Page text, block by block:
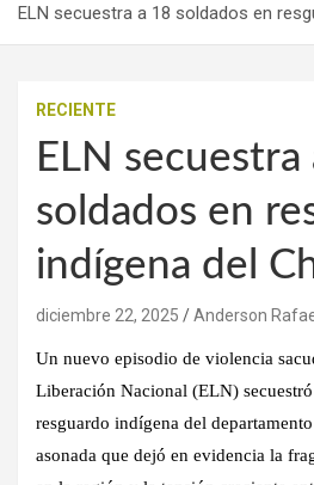
ELN secuestra a 18 soldados en
RECIENTE
ELN secuestra
soldados en
indígena del
diciembre 22, 2025 Anderson
Un nuevo episodio de violencia
Liberación Nacional (ELN)
resguardo indígena del
asonada que dejó en evidencia la